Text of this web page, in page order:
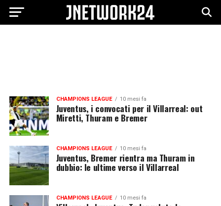
CHAMPIONS LEAGUE 10 mesi fa
Juventus, i convocati per il Villarreal: out
Miretti, Thuram e Bremer
CHAMPIONS LEAGUE 10 mesi fa
Juventus, Bremer rientra ma Thuram in
dubbio: le ultime verso il Villarreal
CHAMPIONS LEAGUE 10 mesi fa